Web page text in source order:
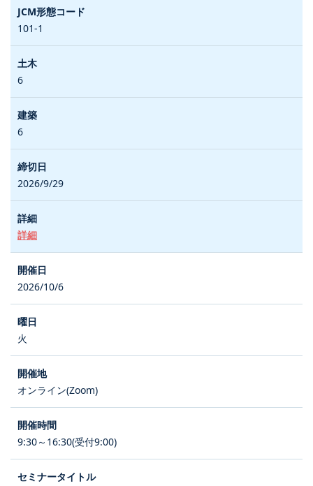
101-1
6
6
2026/9/29
詳細
2026/10/6
火
オンライン(Zoom)
9:30～16:30(受付9:00)